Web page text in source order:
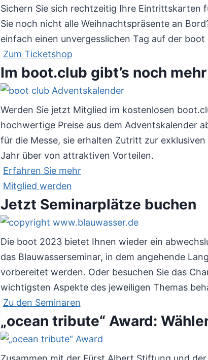
Sichern Sie sich rechtzeitig Ihre Eintrittskarten
Sie noch nicht alle Weihnachtspräsente an
einfach einen unvergesslichen Tag auf der boot
Zum Ticketshop
Im boot.club gibt’s noch
Werden Sie jetzt Mitglied im kostenlosen
hochwertige Preise aus dem Adventskalender
für die Messe, sie erhalten Zutritt zur
Jahr über von attraktiven Vorteilen.
Erfahren Sie mehr
Mitglied werden
Jetzt Seminarplätze buchen
Die boot 2023 bietet Ihnen wieder ein
das Blauwasserseminar, in dem angehende
vorbereitet werden. Oder besuchen Sie das
wichtigsten Aspekte des jeweiligen Themas
Zu den Seminaren
„ocean tribute“ Award: